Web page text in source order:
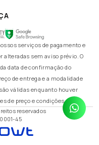
serviços de pagamento e
alteradas sem aviso prévio. O
data de confirmação do
de entrega e a modalidade
válidas enquanto houver
de preço e condições.
reservados
45